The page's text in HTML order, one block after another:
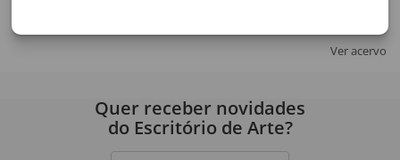
Ver acervo
Quer receber novidades
do Escritório de Arte?